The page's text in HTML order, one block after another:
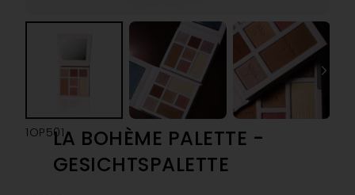
LA BOHÈME PALETTE -
GESICHTSPALETTE
1OP501